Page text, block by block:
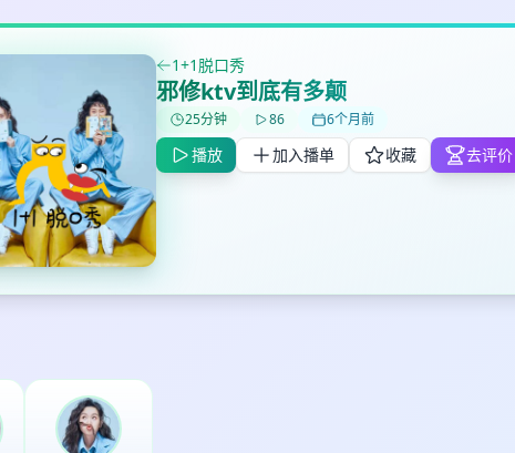
1+1脱口秀
邪修ktv到底有多颠
25分钟 86 6个月前
播放 加入播单 收藏 去评价
打分
鼠标下留人
删除确认
加入播单